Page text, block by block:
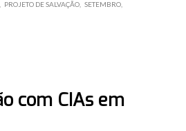
PROJETO DE SALVAÇÃO
SETEMBRO
com CIAs em